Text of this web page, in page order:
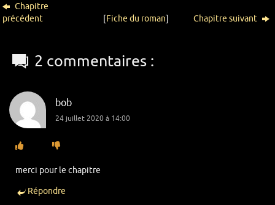
Chapitre
précédent
[Fiche du roman] Chapitre suivant
2 commentaires :
bob
24 juillet 2020 à 14:00
merci pour le chapitre
Répondre